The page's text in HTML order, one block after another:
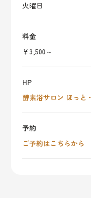
火曜日
料金
￥3,500～
HP
酵素浴サロン ほっと
予約
ご予約はこちらから